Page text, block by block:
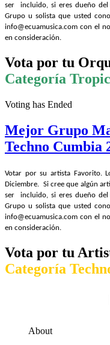
ser incluido, si eres dueño del
Grupo u solista que usted
info@ecuamusica.com con el
en consideración.
Vota por tu
Categoría
Voting has Ended
Mejor Grupo
Techno Cumbia
Votar por su artista Favorito.
Diciembre. Si cree que algún
ser incluido, si eres dueño del
Grupo u solista que usted
info@ecuamusica.com con el
en consideración.
Vota por tu
Categoría
About